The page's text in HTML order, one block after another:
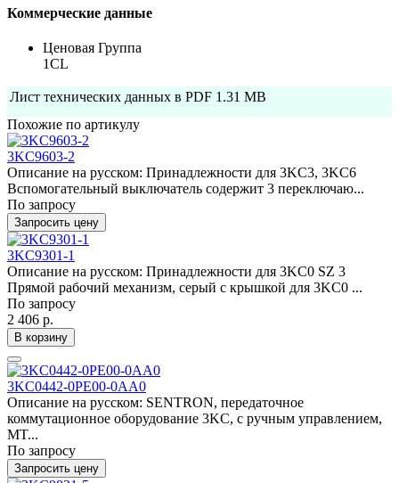
Коммерческие данные
Ценовая Группа
1CL
Лист технических данных в PDF 1.31 MB
Похожие по артикулу
3KC9603-2
Описание на русском: Принадлежности для 3KC3, 3KC6
Вспомогательный выключатель содержит 3 переключаю...
По запросу
Запросить цену
3KC9301-1
Описание на русском: Принадлежности для 3KC0 SZ 3
Прямой рабочий механизм, серый с крышкой для 3KC0 ...
По запросу
2 406 р.
В корзину
3KC0442-0PE00-0AA0
Описание на русском: SENTRON, передаточное
коммутационное оборудование 3KC, с ручным управлением,
MT...
По запросу
Запросить цену